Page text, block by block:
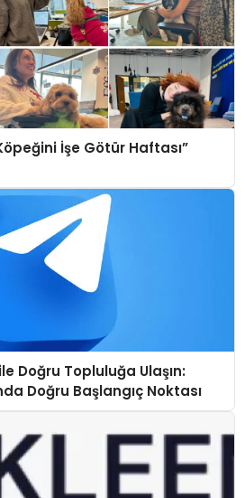
İşe Götür Haftası”
Doğru Topluluğa Ulaşın:
Doğru Başlangıç Noktası